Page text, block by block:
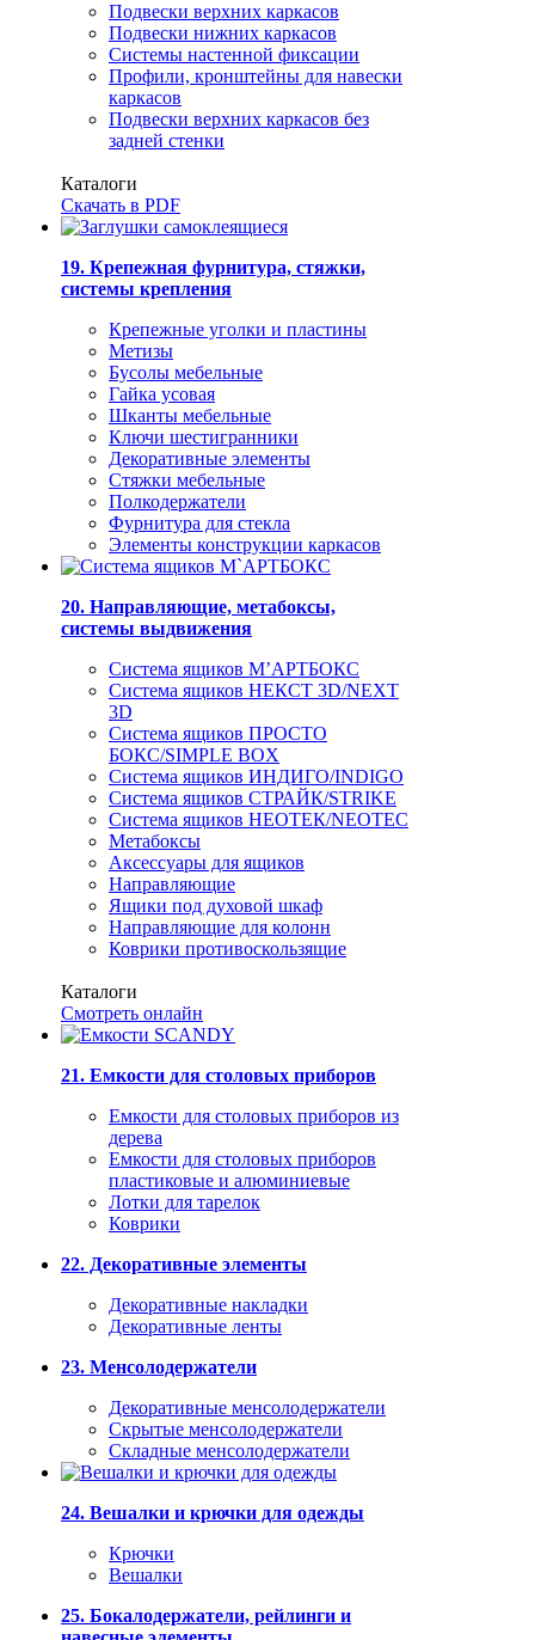
Подвески верхних каркасов
Подвески нижних каркасов
Системы настенной фиксации
Профили, кронштейны для навески
каркасов
Подвески верхних каркасов без
задней стенки
Каталоги
Скачать в PDF
19. Крепежная фурнитура, стяжки,
системы крепления
Крепежные уголки и пластины
Метизы
Бусолы мебельные
Гайка усовая
Шканты мебельные
Ключи шестигранники
Декоративные элементы
Стяжки мебельные
Полкодержатели
Фурнитура для стекла
Элементы конструкции каркасов
20. Направляющие, метабоксы,
системы выдвижения
Система ящиков М’АРТБОКС
Система ящиков НЕКСТ 3D/NEXT
3D
Система ящиков ПРОСТО
БОКС/SIMPLE BOX
Система ящиков ИНДИГО/INDIGO
Система ящиков СТРАЙК/STRIKE
Система ящиков НЕОТЕК/NEOTEC
Метабоксы
Аксессуары для ящиков
Направляющие
Ящики под духовой шкаф
Направляющие для колонн
Коврики противоскользящие
Каталоги
Смотреть онлайн
21. Емкости для столовых приборов
Емкости для столовых приборов из
дерева
Емкости для столовых приборов
пластиковые и алюминиевые
Лотки для тарелок
Коврики
22. Декоративные элементы
Декоративные накладки
Декоративные ленты
23. Менсолодержатели
Декоративные менсолодержатели
Скрытые менсолодержатели
Складные менсолодержатели
24. Вешалки и крючки для одежды
Крючки
Вешалки
25. Бокалодержатели, рейлинги и